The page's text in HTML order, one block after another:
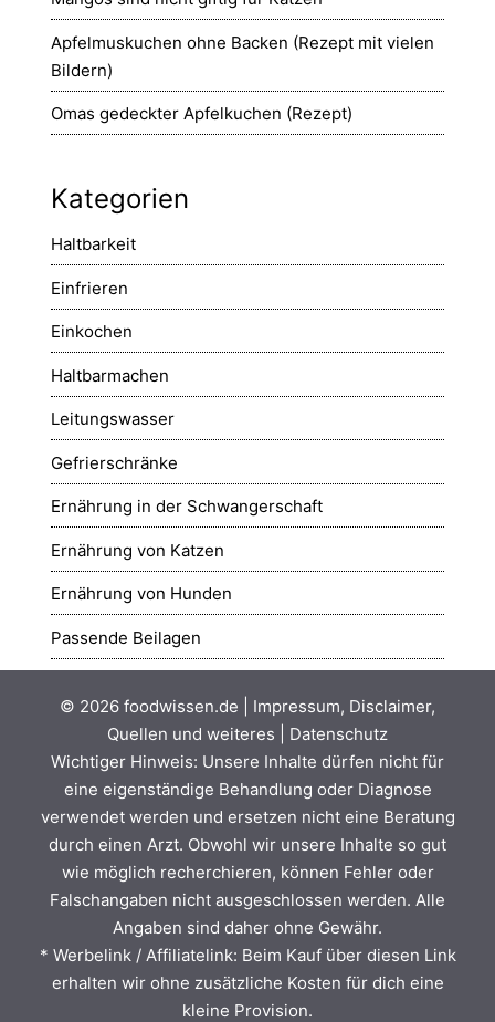
Apfelmuskuchen ohne Backen (Rezept mit vielen
Bildern)
Omas gedeckter Apfelkuchen (Rezept)
Kategorien
Haltbarkeit
Einfrieren
Einkochen
Haltbarmachen
Leitungswasser
Gefrierschränke
Ernährung in der Schwangerschaft
Ernährung von Katzen
Ernährung von Hunden
Passende Beilagen
© 2026 foodwissen.de
Impressum, Disclaimer,
Quellen und weiteres
Datenschutz
Wichtiger Hinweis: Unsere Inhalte dürfen nicht für
eine eigenständige Behandlung oder Diagnose
verwendet werden und ersetzen nicht eine Beratung
durch einen Arzt. Obwohl wir unsere Inhalte so gut
wie möglich recherchieren, können Fehler oder
Falschangaben nicht ausgeschlossen werden. Alle
Angaben sind daher ohne Gewähr.
* Werbelink / Affiliatelink: Beim Kauf über diesen Link
erhalten wir ohne zusätzliche Kosten für dich eine
kleine Provision.